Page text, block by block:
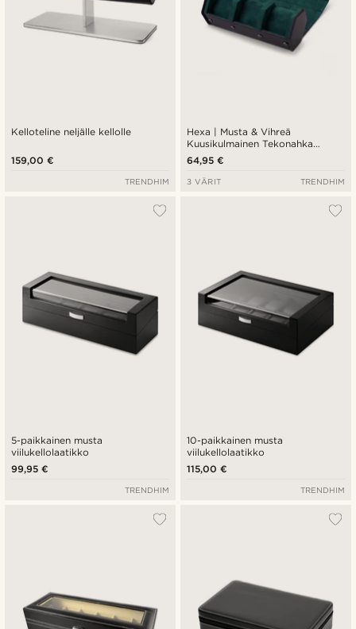
Kelloteline neljälle kellolle
159,00 €
TRENDHIM
Hexa | Musta & Vihreä
Kuusikulmainen Tekonahka
Kellokotelo - 3 Kellolle
64,95 €
3 VÄRIT TRENDHIM
5-paikkainen musta
viilukellolaatikko
99,95 €
TRENDHIM
10-paikkainen musta
viilukellolaatikko
115,00 €
TRENDHIM